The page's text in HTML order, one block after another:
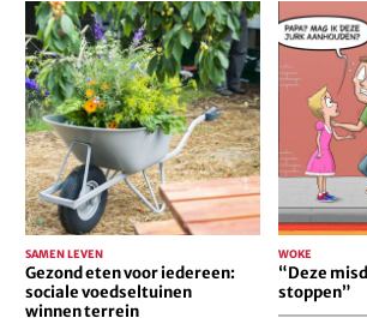
Gezond
eten
voor
iedereen:
sociale
voedseltuinen
winnen
terrein
Gezond eten voor iedereen:
sociale voedseltuinen
winnen terrein
SAMEN LEVEN
“Deze
misdaad
stoppen”
“Deze
stoppen”
WOKE